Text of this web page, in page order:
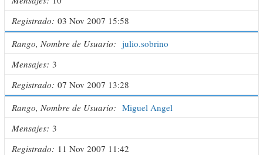
Registrado 03 Nov 2007 15:58
Rango, Nombre de Usuario
julio.sobrino
Mensajes 3
Registrado 07 Nov 2007 13:28
Rango, Nombre de Usuario
Miguel Angel
Mensajes 3
Registrado
11 Nov 2007 11:42